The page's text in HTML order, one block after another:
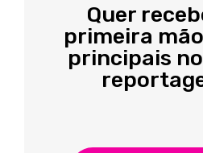
Quer
primeira
principais